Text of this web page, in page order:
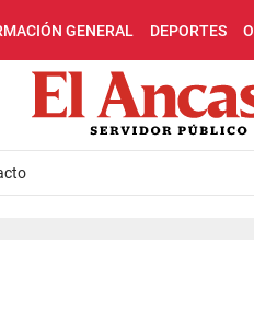
GENERAL DEPORTES